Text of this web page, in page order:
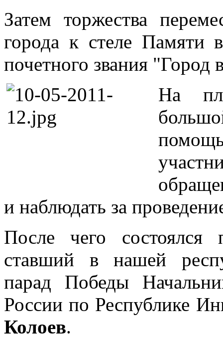
Затем торжества
города к стеле Памяти
почетного звания
На
и наблюдать за
После чего состоялся
ставший в нашей
парад Победы
России по Республике
Колоев.